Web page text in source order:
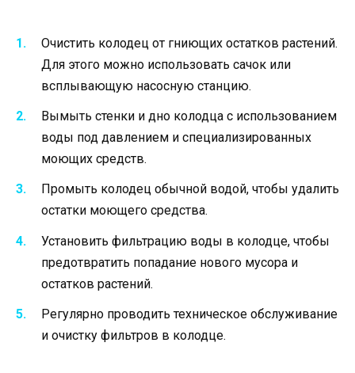
Очистить колодец от гниющих остатков растений.
Для этого можно использовать сачок или
всплывающую насосную станцию.
Вымыть стенки и дно колодца с использованием
воды под давлением и специализированных
моющих средств.
Промыть колодец обычной водой, чтобы удалить
остатки моющего средства.
Установить фильтрацию воды в колодце, чтобы
предотвратить попадание нового мусора и
остатков растений.
Регулярно проводить техническое обслуживание
и очистку фильтров в колодце.